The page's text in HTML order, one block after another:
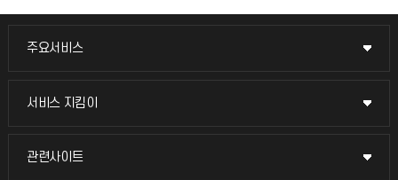
주요서비스
주요서비스
교무회의방송
서비스 지킴이
서비스 지킴이
묻고 답하기
관련사이트
관련사이트